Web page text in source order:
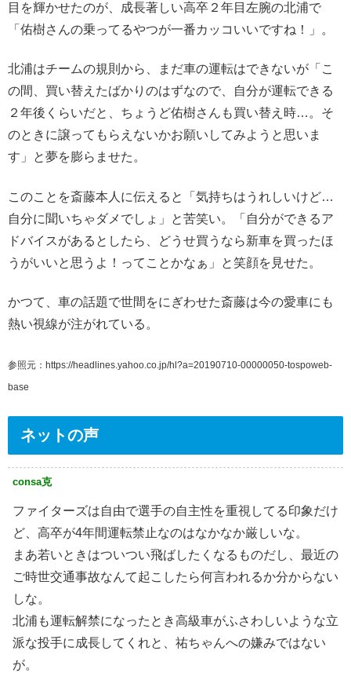
目を輝かせたのが、成長著しい高卒２年目左腕の北浦で
「佑樹さんの乗ってるやつが一番カッコいいですね！」。
北浦はチームの規則から、まだ車の運転はできないが「こ
の間、買い替えたばかりのはずなので、自分が運転できる
２年後くらいだと、ちょうど佑樹さんも買い替え時…。そ
のときに譲ってもらえないかお願いしてみようと思いま
す」と夢を膨らませた。
このことを斎藤本人に伝えると「気持ちはうれしいけど…
自分に聞いちゃダメでしょ」と苦笑い。「自分ができるア
ドバイスがあるとしたら、どうせ買うなら新車を買ったほ
うがいいと思うよ！ってことかなぁ」と笑顔を見せた。
かつて、車の話題で世間をにぎわせた斎藤は今の愛車にも
熱い視線が注がれている。
参照元：https://headlines.yahoo.co.jp/hl?a=20190710-00000050-tospoweb-
base
ネットの声
consa克
ファイターズは自由で選手の自主性を重視してる印象だけ
ど、高卒が4年間運転禁止なのはなかなか厳しいな。
まあ若いときはついつい飛ばしたくなるものだし、最近の
ご時世交通事故なんて起こしたら何言われるか分からない
しな。
北浦も運転解禁になったとき高級車がふさわしいような立
派な投手に成長してくれと、祐ちゃんへの嫌みではない
が。